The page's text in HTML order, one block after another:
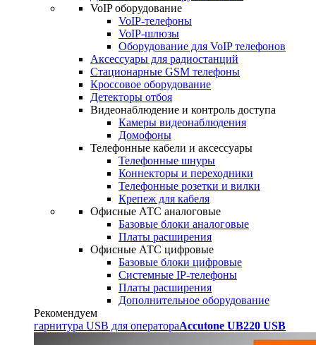
VoIP оборудование
VoIP-телефоны
VoIP-шлюзы
Оборудование для VoIP телефонов
Аксессуары для радиостанций
Стационарные GSM телефоны
Кроссовое оборудование
Детекторы отбоя
Видеонаблюдение и контроль доступа
Камеры видеонаблюдения
Домофоны
Телефонные кабели и аксессуары
Телефонные шнуры
Коннекторы и переходники
Телефонные розетки и вилки
Крепеж для кабеля
Офисные АТС аналоговые
Базовые блоки аналоговые
Платы расширения
Офисные АТС цифровые
Базовые блоки цифровые
Системные IP-телефоны
Платы расширения
Дополнительное оборудование
Рекомендуем
гарнитура USB для оператораAccutone UB220 USB